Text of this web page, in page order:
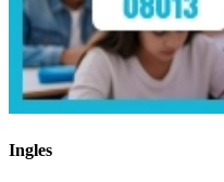
Ingles